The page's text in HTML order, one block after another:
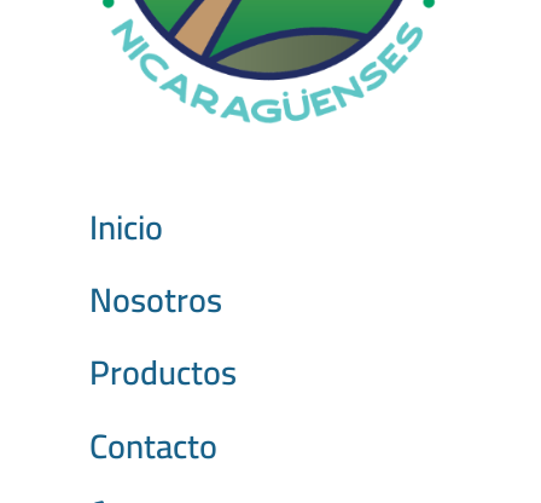
Inicio
Nosotros
Productos
Contacto